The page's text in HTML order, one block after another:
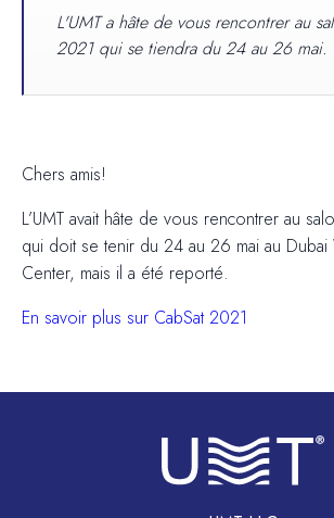
L'UMT a hâte de vous rencontrer au
2021 qui se tiendra du 24 au 26 mai.
Chers amis!
L’UMT avait hâte de vous rencontrer au
qui doit se tenir du 24 au 26 mai au Dubai
Center, mais il a été reporté.
En savoir plus sur CabSat 2021